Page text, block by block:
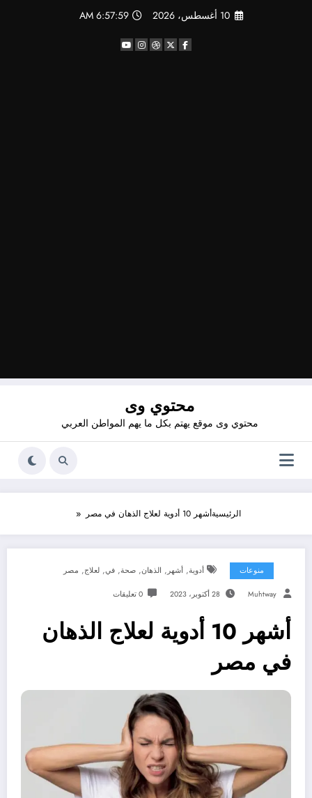
10 أغسطس، 2026 6:58:00 AM
محتوي وى
محتوي وى موقع يهتم بكل ما يهم المواطن العربي
الرئيسيةأشهر 10 أدوية لعلاج الذهان في مصر
منوعات أدوية, أشهر , الذهان, صحة, في, لعلاج, مصر
Muhtway 28 أكتوبر، 2023 0 تعليقات
أشهر 10 أدوية لعلاج الذهان
في مصر